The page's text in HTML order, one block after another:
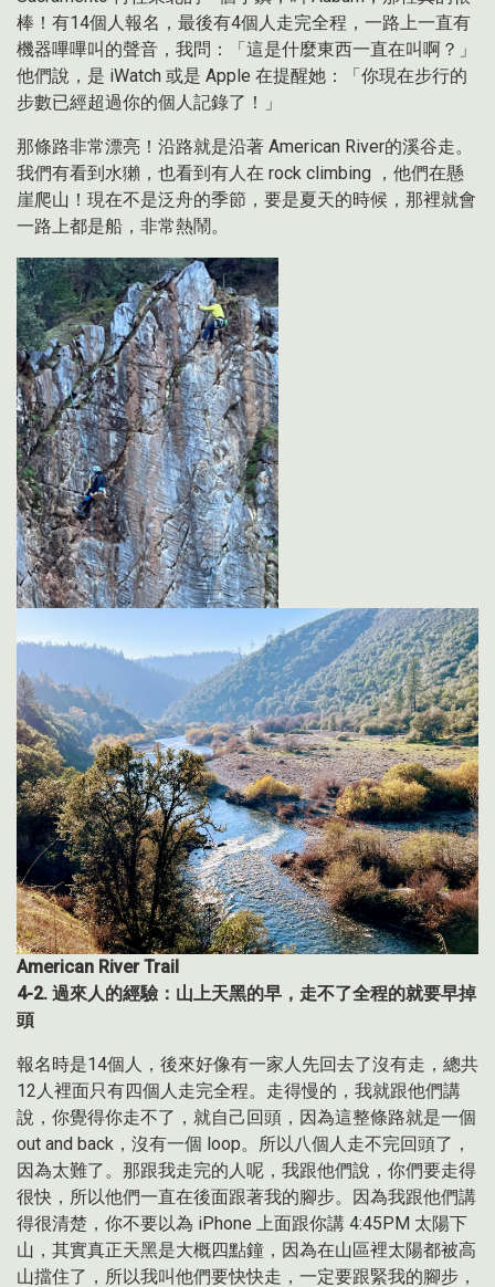
棒！有14個人報名，最後有4個人走完全程，一路上一直有
機器嗶嗶叫的聲音，我問：「這是什麼東西一直在叫啊？」
他們說，是 iWatch 或是 Apple 在提醒她：「你現在步行的
步數已經超過你的個人記錄了！」
那條路非常漂亮！沿路就是沿著 American River的溪谷走。
我們有看到水獺，也看到有人在 rock climbing ，他們在懸
崖爬山！現在不是泛舟的季節，要是夏天的時候，那裡就會
一路上都是船，非常熱鬧。
American River Trail
4-2. 過來人的經驗：山上天黑的早，走不了全程的就要早掉
頭
報名時是14個人，後來好像有一家人先回去了沒有走，總共
12人裡面只有四個人走完全程。走得慢的，我就跟他們講
說，你覺得你走不了，就自己回頭，因為這整條路就是一個
out and back，沒有一個 loop。所以八個人走不完回頭了，
因為太難了。那跟我走完的人呢，我跟他們說，你們要走得
很快，所以他們一直在後面跟著我的腳步。因為我跟他們講
得很清楚，你不要以為 iPhone 上面跟你講 4:45PM 太陽下
山，其實真正天黑是大概四點鐘，因為在山區裡太陽都被高
山擋住了，所以我叫他們要快快走，一定要跟緊我的腳步，